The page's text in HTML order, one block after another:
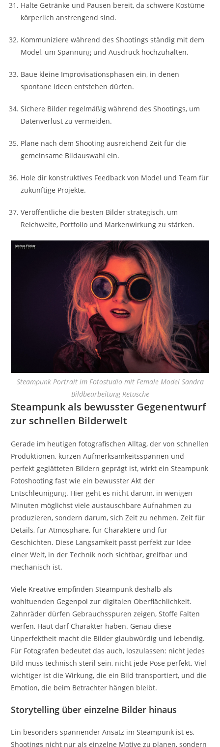
Halte Getränke und Pausen bereit, da schwere Kostüme
körperlich anstrengend sind.
Kommuniziere während des Shootings ständig mit dem
Model, um Spannung und Ausdruck hochzuhalten.
Baue kleine Improvisationsphasen ein, in denen
spontane Ideen entstehen dürfen.
Sichere Bilder regelmäßig während des Shootings, um
Datenverlust zu vermeiden.
Plane nach dem Shooting ausreichend Zeit für die
gemeinsame Bildauswahl ein.
Hole dir konstruktives Feedback von Model und Team für
zukünftige Projekte.
Veröffentliche die besten Bilder strategisch, um
Reichweite, Portfolio und Markenwirkung zu stärken.
Steampunk Portrait im Fotostudio mit Female Model Sandra
Bildbearbeitung Retusche
Steampunk als bewusster Gegenentwurf
zur schnellen Bilderwelt
Gerade im heutigen fotografischen Alltag, der von schnellen
Produktionen, kurzen Aufmerksamkeitsspannen und
perfekt geglätteten Bildern geprägt ist, wirkt ein Steampunk
Fotoshooting fast wie ein bewusster Akt der
Entschleunigung. Hier geht es nicht darum, in wenigen
Minuten möglichst viele austauschbare Aufnahmen zu
produzieren, sondern darum, sich Zeit zu nehmen. Zeit für
Details, für Atmosphäre, für Charaktere und für
Geschichten. Diese Langsamkeit passt perfekt zur Idee
einer Welt, in der Technik noch sichtbar, greifbar und
mechanisch ist.
Viele Kreative empfinden Steampunk deshalb als
wohltuenden Gegenpol zur digitalen Oberflächlichkeit.
Zahnräder dürfen Gebrauchsspuren zeigen, Stoffe Falten
werfen, Haut darf Charakter haben. Genau diese
Unperfektheit macht die Bilder glaubwürdig und lebendig.
Für Fotografen bedeutet das auch, loszulassen: nicht jedes
Bild muss technisch steril sein, nicht jede Pose perfekt. Viel
wichtiger ist die Wirkung, die ein Bild transportiert, und die
Emotion, die beim Betrachter hängen bleibt.
Storytelling über einzelne Bilder hinaus
Ein besonders spannender Ansatz im Steampunk ist es,
Shootings nicht nur als einzelne Motive zu planen, sondern